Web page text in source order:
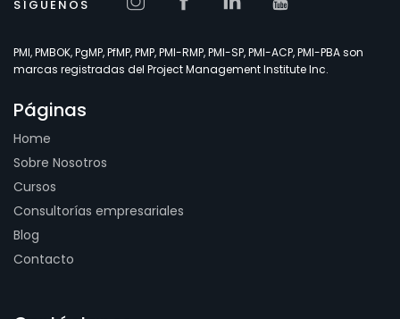
SÍGUENOS
PMI, PMBOK, PgMP, PfMP, PMP, PMI-RMP, PMI-SP, PMI-ACP, PMI-PBA son
marcas registradas del Project Management Institute Inc.
Páginas
Home
Sobre Nosotros
Cursos
Consultorías empresariales
Blog
Contacto